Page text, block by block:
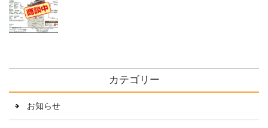
カテゴリー
お知らせ